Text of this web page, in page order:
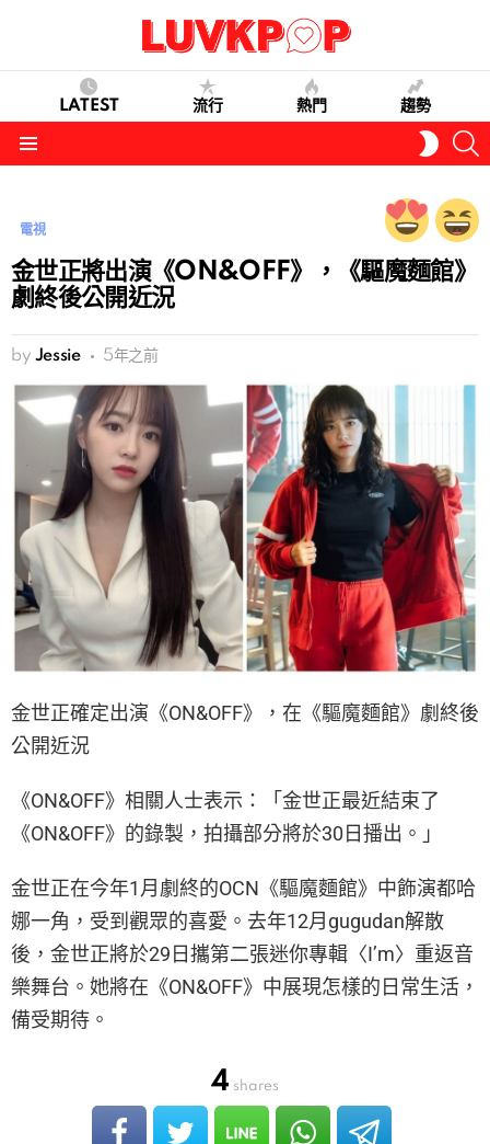
LATEST 流行 熱門 趨勢
SKIN
電視
金世正將出演《ON&OFF》，《驅魔麵館》
劇終後公開近況
by Jessie 5年之前
金世正確定出演《ON&OFF》，在《驅魔麵館》劇終後
公開近況
《ON&OFF》相關人士表示：「金世正最近結束了
《ON&OFF》的錄製，拍攝部分將於30日播出。」
金世正在今年1月劇終的OCN《驅魔麵館》中飾演都哈
娜一角，受到觀眾的喜愛。去年12月gugudan解散
後，金世正將於29日攜第二張迷你專輯〈I’m〉重返音
樂舞台。她將在《ON&OFF》中展現怎樣的日常生活，
備受期待。
4 shares